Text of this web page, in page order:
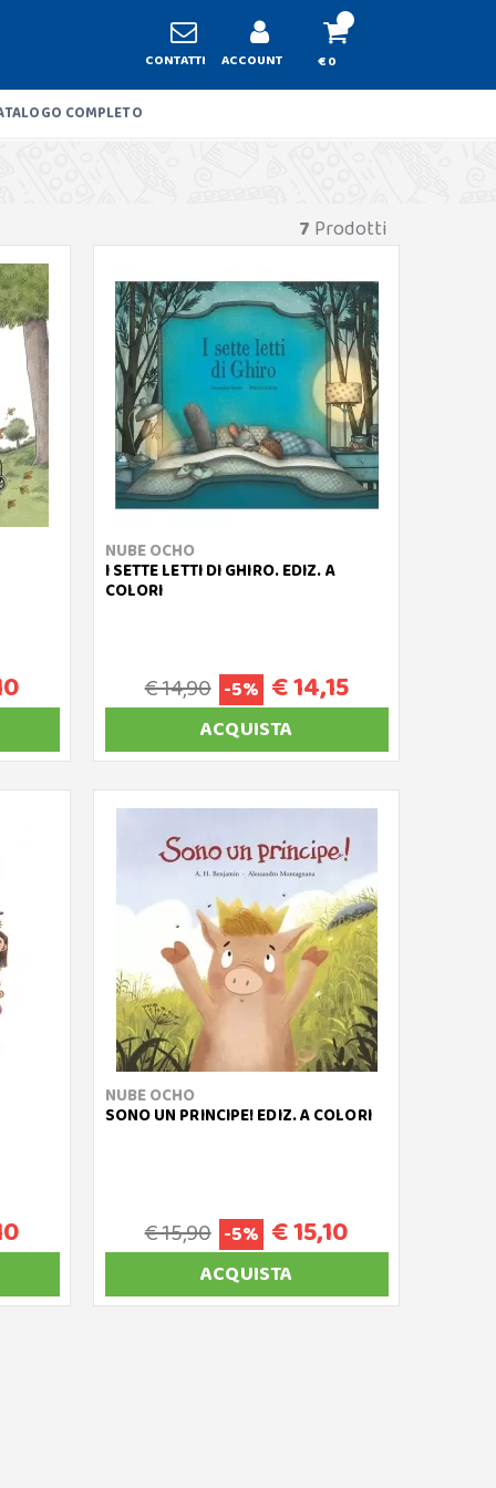
CONTATTI ACCOUNT € 0
COMPLETO
7 Prodotti
NUBE OCHO
I SETTE LETTI DI GHIRO. EDIZ. A
COLORI
€ 14,90 -5% € 14,15
ACQUISTA
NUBE OCHO
SONO UN PRINCIPE! EDIZ. A COLORI
€ 15,90 -5% € 15,10
ACQUISTA